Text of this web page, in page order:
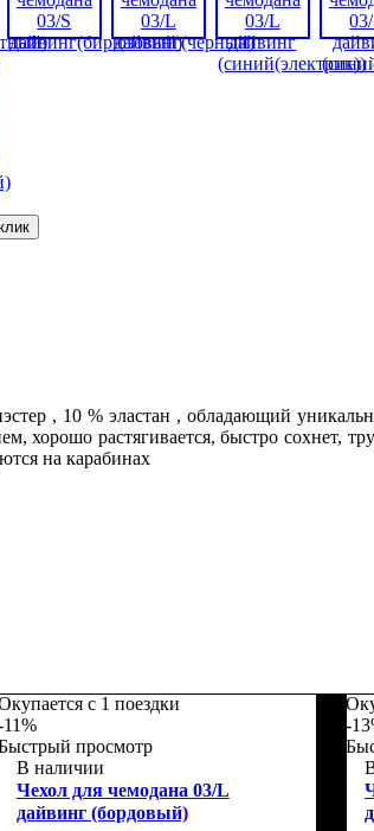
, 10 % эластан , обладающий
хорошо растягивается, быстро сохнет,
на карабинах
Окупается с 1 поездки
-11%
Быстрый просмотр
В наличии
Чехол для чемодана 03/L
дайвинг (бордовый)
-